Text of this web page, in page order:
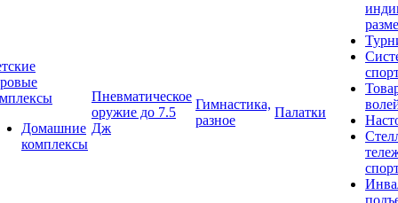
Домашние
комплексы
Пневматическое
оружие до 7.5
Дж
Гимнастика,
разное
Палатки